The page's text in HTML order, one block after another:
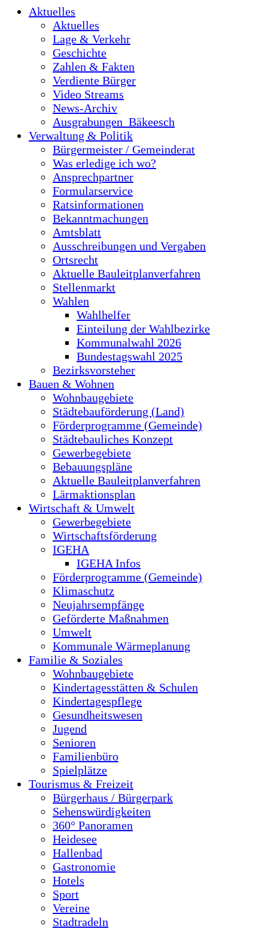
Aktuelles
Aktuelles
Lage & Verkehr
Geschichte
Zahlen & Fakten
Verdiente Bürger
Video Streams
News-Archiv
Ausgrabungen_Bäkeesch
Verwaltung & Politik
Bürgermeister / Gemeinderat
Was erledige ich wo?
Ansprechpartner
Formularservice
Ratsinformationen
Bekanntmachungen
Amtsblatt
Ausschreibungen und Vergaben
Ortsrecht
Aktuelle Bauleitplanverfahren
Stellenmarkt
Wahlen
Wahlhelfer
Einteilung der Wahlbezirke
Kommunalwahl 2026
Bundestagswahl 2025
Bezirksvorsteher
Bauen & Wohnen
Wohnbaugebiete
Städtebauförderung (Land)
Förderprogramme (Gemeinde)
Städtebauliches Konzept
Gewerbegebiete
Bebauungspläne
Aktuelle Bauleitplanverfahren
Lärmaktionsplan
Wirtschaft & Umwelt
Gewerbegebiete
Wirtschaftsförderung
IGEHA
IGEHA Infos
Förderprogramme (Gemeinde)
Klimaschutz
Neujahrsempfänge
Geförderte Maßnahmen
Umwelt
Kommunale Wärmeplanung
Familie & Soziales
Wohnbaugebiete
Kindertagesstätten & Schulen
Kindertagespflege
Gesundheitswesen
Jugend
Senioren
Familienbüro
Spielplätze
Tourismus & Freizeit
Bürgerhaus / Bürgerpark
Sehenswürdigkeiten
360° Panoramen
Heidesee
Hallenbad
Gastronomie
Hotels
Sport
Vereine
Stadtradeln